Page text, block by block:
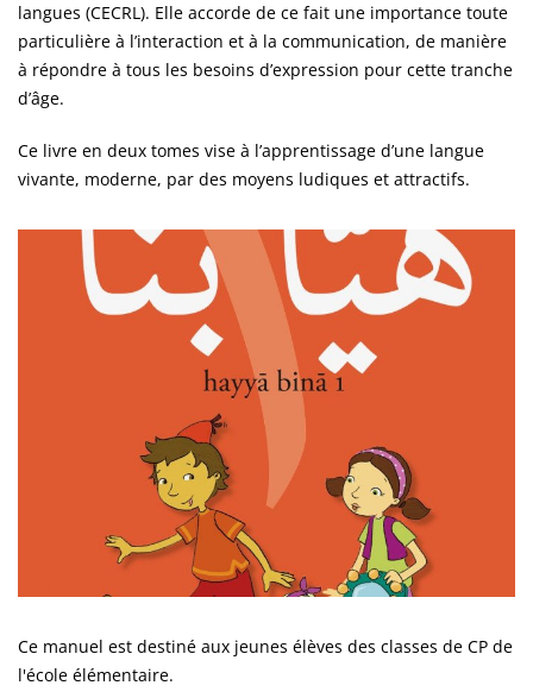
langues (CECRL). Elle accorde de ce fait une importance toute
particulière à l’interaction et à la communication, de manière
à répondre à tous les besoins d’expression pour cette tranche
d’âge.
Ce livre en deux tomes vise à l’apprentissage d’une langue
vivante, moderne, par des moyens ludiques et attractifs.
Ce manuel est destiné aux jeunes élèves des classes de CP de
l'école élémentaire.